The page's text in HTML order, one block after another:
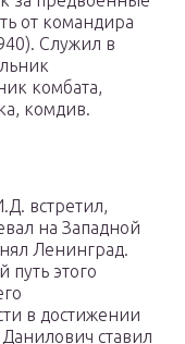
от командира
Служил в
комбата,
комдив.
встретил,
на Западной
Ленинград.
путь этого
в достижении
ставил